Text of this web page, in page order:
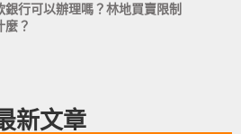
銀行可以辦理嗎？林地買賣限制
麼？
新文章